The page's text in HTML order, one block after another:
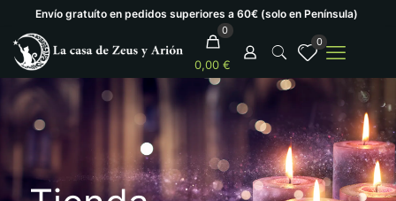
Envío gratuíto en pedidos superiores a 60€ (solo en Península)
0
0,00 €
0